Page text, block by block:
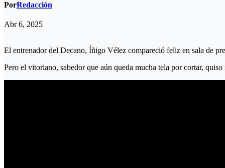
PorRedacción
Abr 6, 2025
El entrenador del Decano, Íñigo Vélez compareció feliz en sala de
Pero el vitoriano, sabedor que aún queda mucha tela por cortar,